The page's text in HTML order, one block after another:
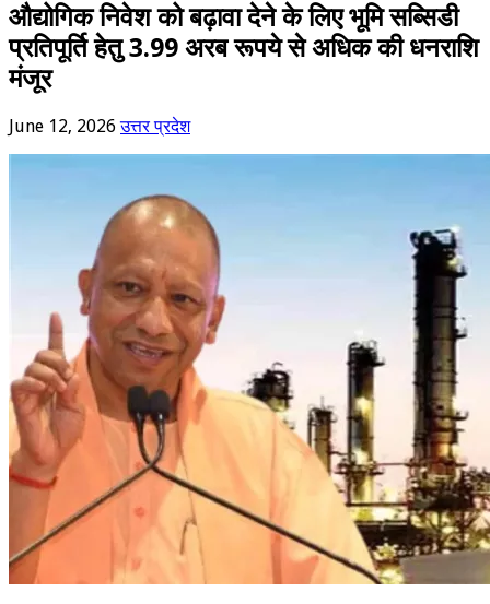
औद्योगिक निवेश को बढ़ावा देने के लिए भूमि सब्सिडी
प्रतिपूर्ति हेतु 3.99 अरब रूपये से अधिक की धनराशि
मंजूर
June 12, 2026 उत्तर प्रदेश